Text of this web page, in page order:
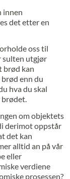
innen
det etter en
oss til
sulten utgjør
brød kan
enn du
hva du skal
brødet.
om objektets
derimot oppstår
det kan
alltid an på vår
eller
verdiene
prosessen?